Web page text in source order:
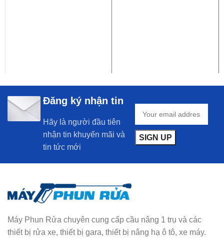
Đăng ký nhận tin
Hãy là người đầu tiên
nhận tin khuyến mãi và
tin tức mới
Máy Phun Rửa chuyên cung cấp cầu nâng 1 trụ và các
thiết bị rửa xe, thiết bị gara, thiết bị nâng hạ ô tô, xe máy.